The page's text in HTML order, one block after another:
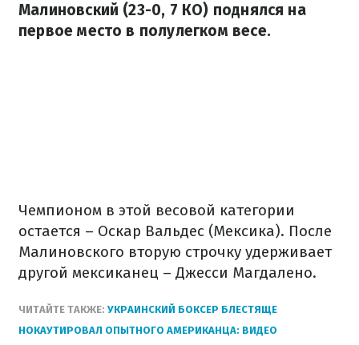
Малиновский (23-0, 7 КО) поднялся на
первое место в полулегком весе.
Чемпионом в этой весовой категории
остается – Оскар Вальдес (Мексика). После
Малиновского вторую строчку удерживает
другой мексиканец – Джесси Магдалено.
ЧИТАЙТЕ ТАКЖЕ: УКРАИНСКИЙ БОКСЕР БЛЕСТЯЩЕ
НОКАУТИРОВАЛ ОПЫТНОГО АМЕРИКАНЦА: ВИДЕО